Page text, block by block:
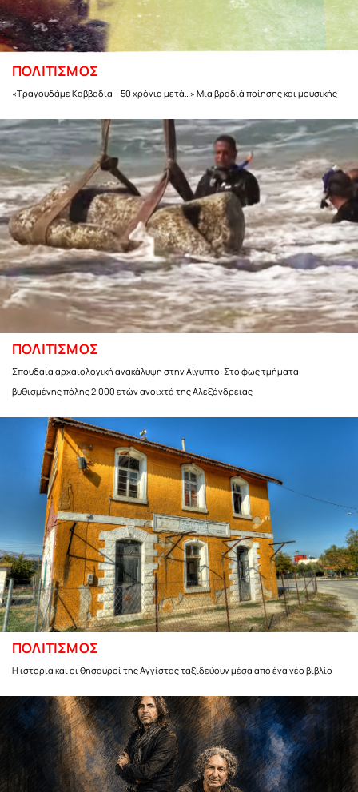
ΠΟΛΙΤΙΣΜΟΣ
«Τραγουδάμε Καββαδία – 50 χρόνια μετά…» Μια βραδιά ποίησης και μουσικής
ΠΟΛΙΤΙΣΜΟΣ
Σπουδαία αρχαιολογική ανακάλυψη στην Αίγυπτο: Στο φως τμήματα
βυθισμένης πόλης 2.000 ετών ανοιχτά της Αλεξάνδρειας
ΠΟΛΙΤΙΣΜΟΣ
Η ιστορία και οι θησαυροί της Αγγίστας ταξιδεύουν μέσα από ένα νέο βιβλίο